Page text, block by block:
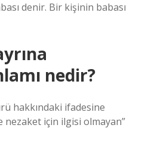
denir. Bir kişinin babası
nedir?
hakkındaki ifadesine
nezaket için ilgisi olmayan”